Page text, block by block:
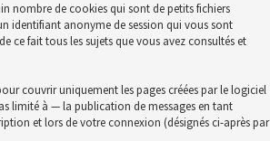
nombre de cookies qui sont de petits fichiers
identifiant anonyme de session qui vous sont
ce fait tous les sujets que vous avez consultés et
couvrir uniquement les pages créées par le logiciel
limité à — la publication de messages en tant
et lors de votre connexion (désignés ci-après par